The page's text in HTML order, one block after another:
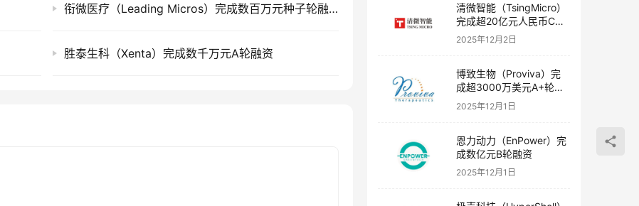
衔微医疗（Leading Micros）完成数百万元种子轮融资
胜泰生科（Xenta）完成数千万元A轮融资
清微智能（TsingMicro）
完成超20亿元人民币C轮
融资
2025年12月2日
博致生物（Proviva）完
成超3000万美元A+轮融
资
2025年12月1日
恩力动力（EnPower）完
成数亿元B轮融资
2025年12月1日